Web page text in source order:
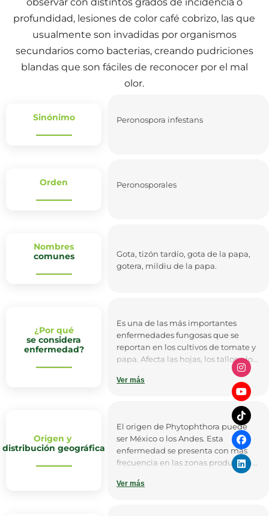
profundidad, lesiones de color café cobrizo, las que
usualmente son invadidas por organismos
secundarios como bacterias, creando pudriciones
blandas que son fáciles de reconocer por el mal
olor.
Sinónimo Peronospora infestans
Orden Peronosporales
Nombres
comunes
Gota, tizón tardío, gota de la papa,
gotera, mildiu de la papa.
¿Por qué
se considera
enfermedad?
Es una de las más importantes
enfermedades fungosas que se
reportan en los cultivos de tomate y
papa. Afecta las hojas, los tallos y los
frutos. En el follaje puede aparecer
en cualquier fase del desarrollo del
cultivo, manifestándose las lesiones
inicialmente en forma de pequeñas
manchas negras, que crecen con
rapidez. Este hongo presenta una
rápida dispersión, de manera que si
no se controla a tiempo, las pérdidas
pueden llegar a ser cuantiosas.
Ver más
Origen y
distribución geográfica
El origen de Phytophthora puede
ser México o los Andes. Esta
enfermedad se presenta con más
frecuencia en las zonas productoras
destructiva para este cultivo ya que,
Ver más